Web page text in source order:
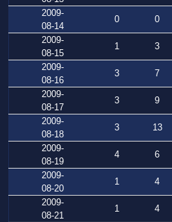
2009-
08-14
0 0
2009-
08-15
1 3
2009-
08-16
3 7
2009-
08-17
3 9
2009-
08-18
3 13
2009-
08-19
4 6
2009-
08-20
1 4
2009-
08-21
1 4